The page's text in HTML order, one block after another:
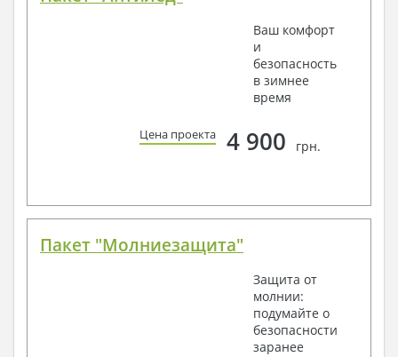
Ваш комфорт
и
безопасность
в зимнее
время
Цена проекта 4 900 грн.
Пакет "Молниезащита"
Защита от
молнии:
подумайте о
безопасности
заранее